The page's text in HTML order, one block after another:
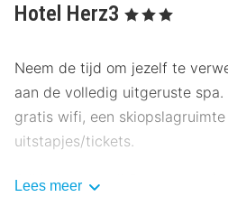
Hotel Herz3 , 3 Sterren
Neem de tijd om jezelf te
aan de volledig uitgeruste
gratis wifi, een
uitstapjes/tickets.
Stil je honger bij Restaurant
Lees meer